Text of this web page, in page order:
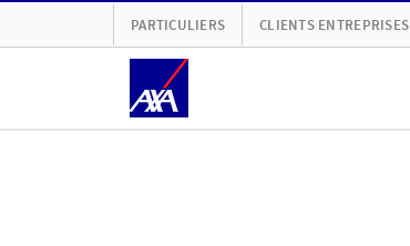
PARTICULIERS CLIENTS ENTREPRISES